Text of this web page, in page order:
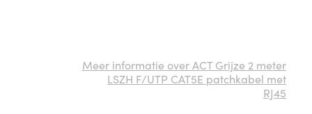
Meer informatie over ACT Grijze 2 meter
LSZH F/UTP CAT5E patchkabel met
RJ45